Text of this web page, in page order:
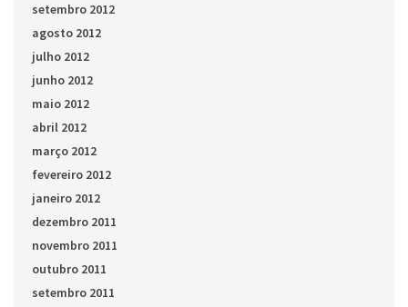
setembro 2012
agosto 2012
julho 2012
junho 2012
maio 2012
abril 2012
março 2012
fevereiro 2012
janeiro 2012
dezembro 2011
novembro 2011
outubro 2011
setembro 2011